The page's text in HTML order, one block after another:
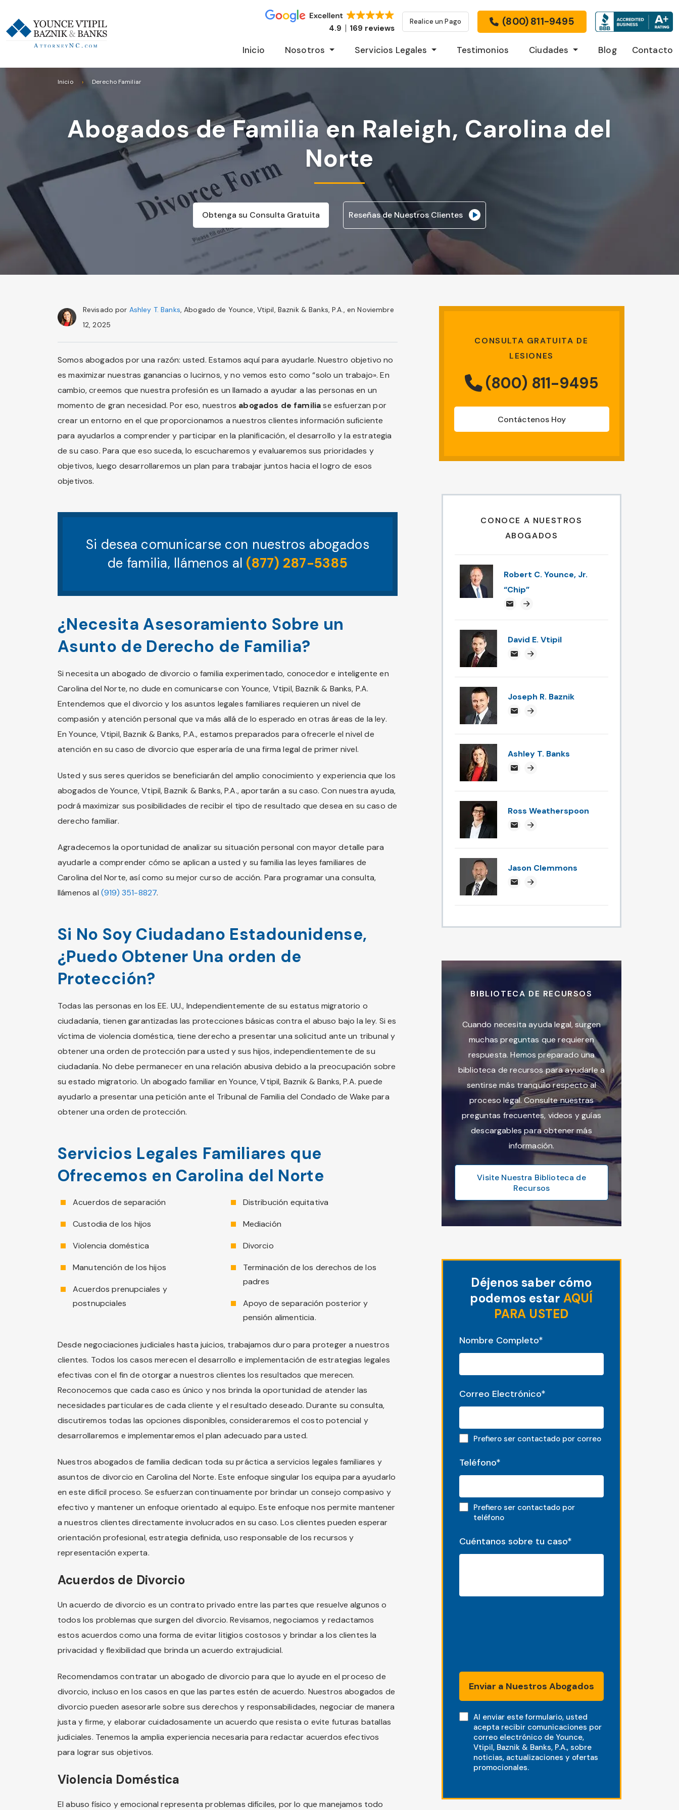
4.9 169 reviews
Realice un Pago (800) 811-9495
Inicio Nosotros Servicios Legales Testimonios Ciudades Blog Contacto
Inicio Derecho Familiar
Abogados de Familia en Raleigh, Carolina del
Norte
Obtenga su Consulta Gratuita Reseñas de Nuestros Clientes
Revisado por Ashley T. Banks, Abogado de Younce, Vtipil, Baznik & Banks, P.A., en Noviembre
12, 2025
Somos abogados por una razón: usted. Estamos aquí para ayudarle. Nuestro objetivo no
es maximizar nuestras ganancias o lucirnos, y no vemos esto como “solo un trabajo». En
cambio, creemos que nuestra profesión es un llamado a ayudar a las personas en un
momento de gran necesidad. Por eso, nuestros abogados de familiase esfuerzan por
crear un entorno en el que proporcionamos a nuestros clientes información suficiente
para ayudarlos a comprender y participar en la planificación, el desarrollo y la estrategia
de su caso. Para que eso suceda, lo escucharemos y evaluaremos sus prioridades y
objetivos, luego desarrollaremos un plan para trabajar juntos hacia el logro de esos
objetivos.
Si desea comunicarse con nuestros abogados
de familia, llámenos al (877) 287-5385
¿Necesita Asesoramiento Sobre un
Asunto de Derecho de Familia?
Si necesita un abogado de divorcio o familia experimentado, conocedor e inteligente en
Carolina del Norte, no dude en comunicarse con Younce, Vtipil, Baznik & Banks, P.A.
Entendemos que el divorcio y los asuntos legales familiares requieren un nivel de
compasión y atención personal que va más allá de lo esperado en otras áreas de la ley.
En Younce, Vtipil, Baznik & Banks, P.A., estamos preparados para ofrecerle el nivel de
atención en su caso de divorcio que esperaría de una firma legal de primer nivel.
Usted y sus seres queridos se beneficiarán del amplio conocimiento y experiencia que los
abogados de Younce, Vtipil, Baznik & Banks, P.A., aportarán a su caso. Con nuestra ayuda,
podrá maximizar sus posibilidades de recibir el tipo de resultado que desea en su caso de
derecho familiar.
Agradecemos la oportunidad de analizar su situación personal con mayor detalle para
ayudarle a comprender cómo se aplican a usted y su familia las leyes familiares de
Carolina del Norte, así como su mejor curso de acción. Para programar una consulta,
llámenos al (919) 351-8827.
Si No Soy Ciudadano Estadounidense,
¿Puedo Obtener Una orden de
Protección?
Todas las personas en los EE. UU., Independientemente de su estatus migratorio o
ciudadanía, tienen garantizadas las protecciones básicas contra el abuso bajo la ley. Si es
víctima de violencia doméstica, tiene derecho a presentar una solicitud ante un tribunal y
obtener una orden de protección para usted y sus hijos, independientemente de su
ciudadanía. No debe permanecer en una relación abusiva debido a la preocupación sobre
su estado migratorio. Un abogado familiar en Younce, Vtipil, Baznik & Banks, P.A. puede
ayudarlo a presentar una petición ante el Tribunal de Familia del Condado de Wake para
obtener una orden de protección.
Servicios Legales Familiares que
Ofrecemos en Carolina del Norte
Acuerdos de separación
Custodia de los hijos
Violencia doméstica
Manutención de los hijos
Acuerdos prenupciales y
postnupciales
Distribución equitativa
Mediación
Divorcio
Terminación de los derechos de los
padres
Apoyo de separación posterior y
pensión alimenticia.
Desde negociaciones judiciales hasta juicios, trabajamos duro para proteger a nuestros
clientes. Todos los casos merecen el desarrollo e implementación de estrategias legales
efectivas con el fin de otorgar a nuestros clientes los resultados que merecen.
Reconocemos que cada caso es único y nos brinda la oportunidad de atender las
necesidades particulares de cada cliente y el resultado deseado. Durante su consulta,
discutiremos todas las opciones disponibles, consideraremos el costo potencial y
desarrollaremos e implementaremos el plan adecuado para usted.
Nuestros abogados de familia dedican toda su práctica a servicios legales familiares y
asuntos de divorcio en Carolina del Norte. Este enfoque singular los equipa para ayudarlo
en este difícil proceso. Se esfuerzan continuamente por brindar un consejo compasivo y
efectivo y mantener un enfoque orientado al equipo. Este enfoque nos permite mantener
a nuestros clientes directamente involucrados en su caso. Los clientes pueden esperar
orientación profesional, estrategia definida, uso responsable de los recursos y
representación experta.
Acuerdos de Divorcio
Un acuerdo de divorcio es un contrato privado entre las partes que resuelve algunos o
todos los problemas que surgen del divorcio. Revisamos, negociamos y redactamos
estos acuerdos como una forma de evitar litigios costosos y brindar a los clientes la
privacidad y flexibilidad que brinda un acuerdo extrajudicial.
Recomendamos contratar un abogado de divorcio para que lo ayude en el proceso de
divorcio, incluso en los casos en que las partes estén de acuerdo. Nuestros abogados de
divorcio pueden asesorarle sobre sus derechos y responsabilidades, negociar de manera
justa y firme, y elaborar cuidadosamente un acuerdo que resista o evite futuras batallas
judiciales. Tenemos la amplia experiencia necesaria para redactar acuerdos efectivos
para lograr sus objetivos.
Violencia Doméstica
El abuso físico y emocional representa problemas difíciles, por lo que manejamos todo
Déjenos saber cómo
podemos estar AQUÍ
PARA USTED
Nombre Completo*
Correo Electrónico*
Email preferred
Prefiero ser contactado por correo
Teléfono*
Phone preferred
Prefiero ser contactado por
teléfono
Cuéntanos sobre tu caso*
NoteAl enviar este formulario, usted
acepta recibir comunicaciones por
correo electrónico de Younce,
Vtipil, Baznik & Banks, P.A., sobre
noticias, actualizaciones y ofertas
promocionales.
Enviar a Nuestros Abogados
CONSULTA GRATUITA DE
LESIONES
(800) 811-9495
Contáctenos Hoy
CONOCE A NUESTROS
ABOGADOS
Robert C. Younce, Jr.
“Chip”
chipyounce@attorneysnc.com
Attorney profile link
David E. Vtipil
devtipil@attorneysnc.com
Attorney profile link
Joseph R. Baznik
jbaznik@attorneysnc.com
Attorney profile link
Ashley T. Banks
ABanks@attorneysnc.com
Attorney profile link
Ross Weatherspoon
rossweatherspoon@attorneysnc.com
Attorney profile link
Jason Clemmons
jclemmons@attorneysnc.com
Attorney profile link
BIBLIOTECA DE RECURSOS
Cuando necesita ayuda legal, surgen
muchas preguntas que requieren
respuesta. Hemos preparado una
biblioteca de recursos para ayudarle a
sentirse más tranquilo respecto al
proceso legal. Consulte nuestras
preguntas frecuentes, videos y guías
descargables para obtener más
información.
Visite Nuestra Biblioteca de
Recursos